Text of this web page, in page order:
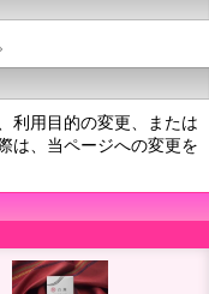
利用目的の変更、または
は、当ページへの変更を